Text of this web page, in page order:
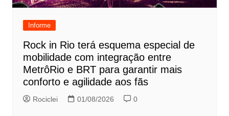
Informe
Rock in Rio terá esquema especial de
mobilidade com integração entre
MetrôRio e BRT para garantir mais
conforto e agilidade aos fãs
Rociclei 01/08/2026 0